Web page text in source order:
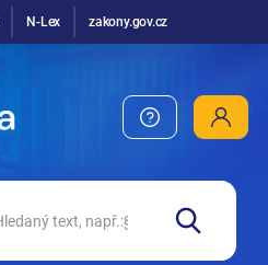
N-Lex zakony.gov.cz